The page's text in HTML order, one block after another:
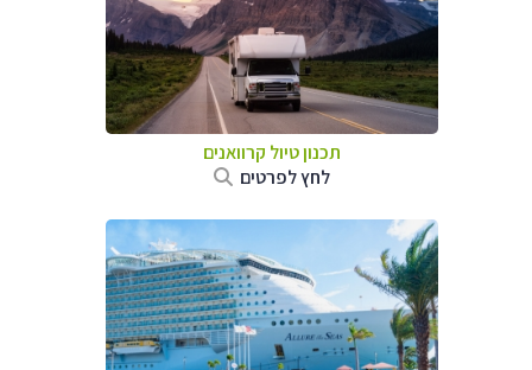
תכנון טיול קרוואנים
לחץ לפרטים